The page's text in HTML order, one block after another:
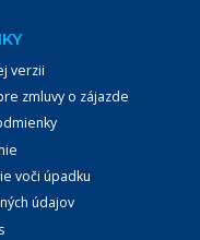
verzii
zmluvy o zájazde
voči úpadku
údajov